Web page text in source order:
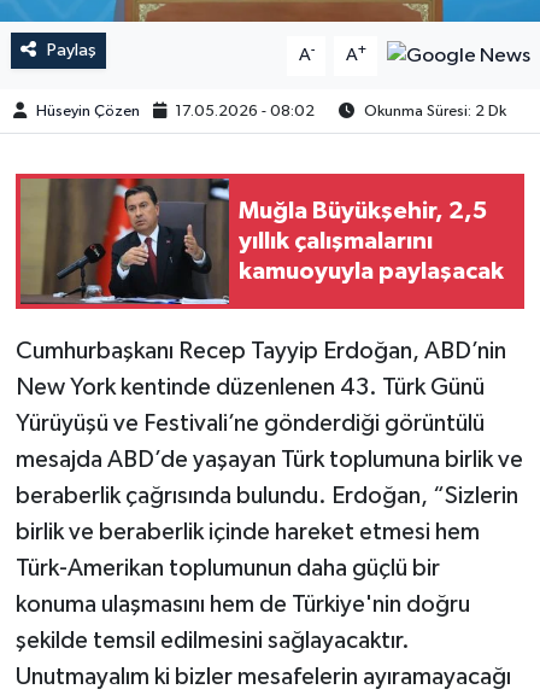
Paylaş A- A+
Hüseyin Çözen 17.05.2026 - 08:02 Okunma Süresi: 2 Dk
Muğla Büyükşehir, 2,5
yıllık çalışmalarını
kamuoyuyla paylaşacak
Cumhurbaşkanı Recep Tayyip Erdoğan, ABD’nin
New York kentinde düzenlenen 43. Türk Günü
Yürüyüşü ve Festivali’ne gönderdiği görüntülü
mesajda ABD’de yaşayan Türk toplumuna birlik ve
beraberlik çağrısında bulundu. Erdoğan, “Sizlerin
birlik ve beraberlik içinde hareket etmesi hem
Türk-Amerikan toplumunun daha güçlü bir
konuma ulaşmasını hem de Türkiye'nin doğru
şekilde temsil edilmesini sağlayacaktır.
Unutmayalım ki bizler mesafelerin ayıramayacağı